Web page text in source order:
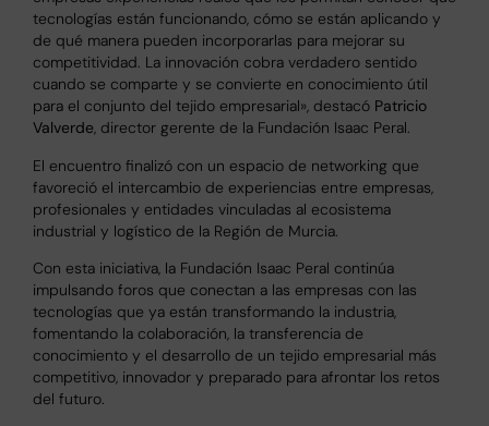
tecnologías están funcionando, cómo se están aplicando y
de qué manera pueden incorporarlas para mejorar su
competitividad. La innovación cobra verdadero sentido
cuando se comparte y se convierte en conocimiento útil
para el conjunto del tejido empresarial», destacó Patricio
Valverde, director gerente de la Fundación Isaac Peral.
El encuentro finalizó con un espacio de networking que
favoreció el intercambio de experiencias entre empresas,
profesionales y entidades vinculadas al ecosistema
industrial y logístico de la Región de Murcia.
Con esta iniciativa, la Fundación Isaac Peral continúa
impulsando foros que conectan a las empresas con las
tecnologías que ya están transformando la industria,
fomentando la colaboración, la transferencia de
conocimiento y el desarrollo de un tejido empresarial más
competitivo, innovador y preparado para afrontar los retos
del futuro.